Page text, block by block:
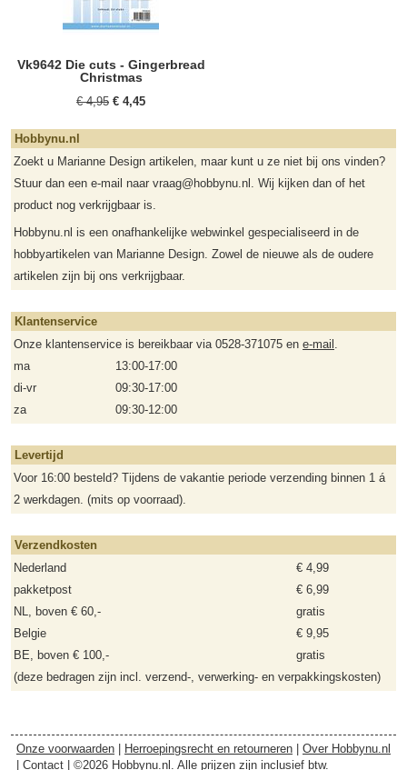
Vk9642 Die cuts - Gingerbread
Christmas
€ 4,95 € 4,45
Hobbynu.nl
Zoekt u Marianne Design artikelen, maar kunt u ze niet bij ons vinden?
Stuur dan een e-mail naar vraag@hobbynu.nl. Wij kijken dan of het
product nog verkrijgbaar is.
Hobbynu.nl is een onafhankelijke webwinkel gespecialiseerd in de
hobbyartikelen van Marianne Design. Zowel de nieuwe als de oudere
artikelen zijn bij ons verkrijgbaar.
Klantenservice
Onze klantenservice is bereikbaar via 0528-371075 en e-mail .
ma
13:00-17:00
di-vr
09:30-17:00
za
09:30-12:00
Levertijd
Voor 16:00 besteld? Tijdens de vakantie periode verzending binnen 1 á
2 werkdagen. (mits op voorraad).
Verzendkosten
Nederland
€ 4,99
pakketpost
€ 6,99
NL, boven € 60,-
gratis
Belgie
€ 9,95
BE, boven € 100,-
gratis
(deze bedragen zijn incl. verzend-, verwerking- en verpakkingskosten)
Onze voorwaarden Herroepingsrecht en retourneren
Over Hobbynu.nl
Contact | ©2026 Hobbynu.nl. Alle prijzen zijn inclusief btw.